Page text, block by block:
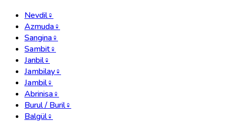
Nevdil♀
Azmuda♀
Sangina♀
Sambit♀
Janbil♀
Jambilay♀
Jambil♀
Abrinisa♀
Burul / Buril♀
Balgül♀